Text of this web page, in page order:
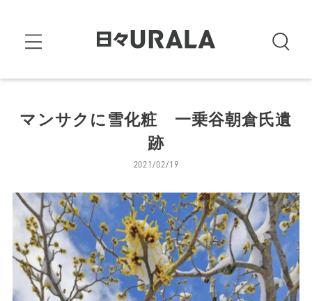
マンサクに雪化粧 一乗谷朝倉氏遺
跡
2021/02/19